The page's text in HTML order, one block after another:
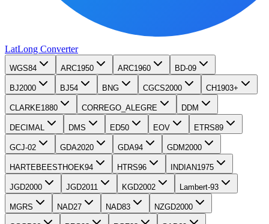
LatLong Converter
WGS84 ARC1950 ARC1960 BD-09
BJ2000 BJ54 BNG CGCS2000 CH1903+
CLARKE1880 CORREGO_ALEGRE DDM
DECIMAL DMS ED50 EOV ETRS89
GCJ-02 GDA2020 GDA94 GDM2000
HARTEBEESTHOEK94 HTRS96 INDIAN1975
JGD2000 JGD2011 KGD2002 Lambert-93
MGRS NAD27 NAD83 NZGD2000